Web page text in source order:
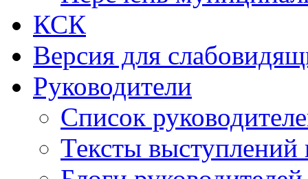
КСК
Версия для
Руководители
Список
Тексты выступлений